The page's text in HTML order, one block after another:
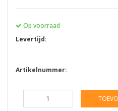
Op voorraad
Levertijd:
Artikelnummer: